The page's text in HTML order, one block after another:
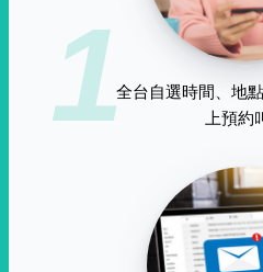
1全台自選時間、地
上預約